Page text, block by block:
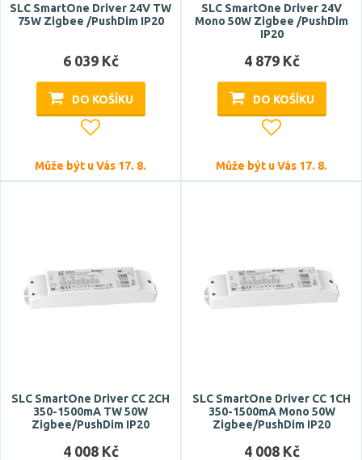
SLC SmartOne Driver 24V TW
75W Zigbee /PushDim IP20
6 039 Kč
DO KOŠÍKU
Může být u Vás 17. 8.
SLC SmartOne Driver 24V
Mono 50W Zigbee /PushDim
IP20
4 879 Kč
DO KOŠÍKU
Může být u Vás 17. 8.
SLC SmartOne Driver CC 2CH
350-1500mA TW 50W
Zigbee/PushDim IP20
4 008 Kč
SLC SmartOne Driver CC 1CH
350-1500mA Mono 50W
Zigbee/PushDim IP20
4 008 Kč